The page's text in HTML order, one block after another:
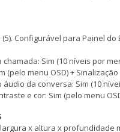
Configurável para Painel
Sim (10 níveis por
(pelo menu OSD) +
da conversa: Sim (10
e cor: Sim (pelo menu
x altura x profundidade